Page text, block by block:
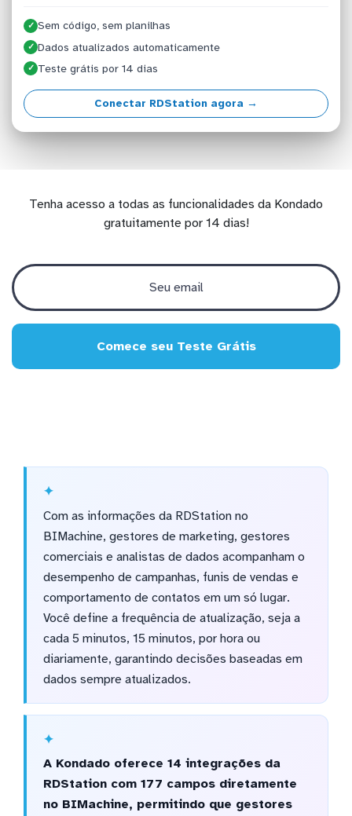
✓ Sem código, sem planilhas
✓ Dados atualizados automaticamente
✓ Teste grátis por 14 dias
Conectar RDStation agora →
Tenha acesso a todas as funcionalidades da Kondado
gratuitamente por 14 dias!
Comece seu Teste Grátis
Com as informações da RDStation no
BIMachine, gestores de marketing, gestores
comerciais e analistas de dados acompanham o
desempenho de campanhas, funis de vendas e
comportamento de contatos em um só lugar.
Você define a frequência de atualização, seja a
cada 5 minutos, 15 minutos, por hora ou
diariamente, garantindo decisões baseadas em
dados sempre atualizados.
A Kondado oferece 14 integrações da
RDStation com 177 campos diretamente
no BIMachine, permitindo que gestores